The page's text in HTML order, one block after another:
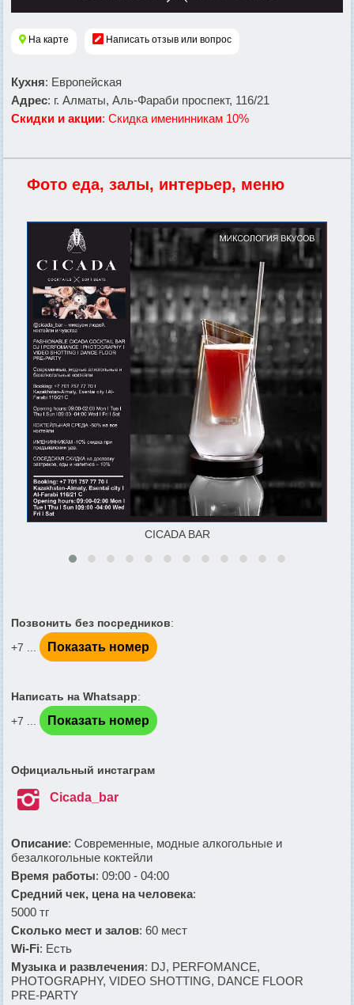
На карте Написать отзыв или вопрос
Кухня: Европейская
Адрес: г. Алматы, Аль-Фараби проспект, 116/21
Скидки и акции: Скидка именинникам 10%
Фото еда, залы, интерьер, меню
CICADA BAR
Позвонить без посредников:
+7 ...
Показать номер
Написать на Whatsapp:
+7 ...
Показать номер
Официальный инстаграм
 Cicada_bar
Описание: Современные, модные алкогольные и
безалкогольные коктейли
Время работы: 09:00 - 04:00
Средний чек, цена на человека:
5000 тг
Сколько мест и залов: 60 мест
Wi-Fi: Есть
Музыка и развлечения: DJ, PERFOMANCE,
PHOTOGRAPHY, VIDEO SHOTTING, DANCE FLOOR
PRE-PARTY